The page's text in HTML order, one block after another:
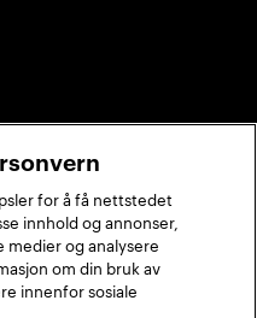
for å få nettstedet
innhold og annonser,
og analysere
om din bruk av
innenfor sosiale